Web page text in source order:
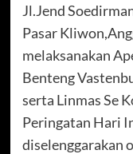
Jl.Jend
Pasar
melaksanakan
Benteng
serta Linmas Se
Peringatan Hari
diselenggarakan